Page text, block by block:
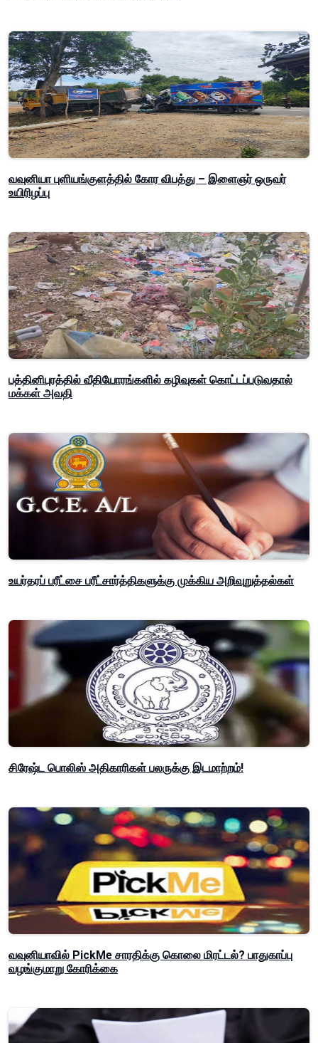
வவுனியா புளியங்குளத்தில் கோர விபத்து – இளைஞர் ஒருவர்
உயிரிழப்பு
பத்தினிபுரத்தில் வீதியோரங்களில் கழிவுகள் கொட்டப்படுவதால்
மக்கள் அவதி
உயர்தரப் பரீட்சை பரீட்சார்த்திகளுக்கு முக்கிய அறிவுறுத்தல்கள்
சிரேஷ்ட பொலிஸ் அதிகாரிகள் பலருக்கு இடமாற்றம்!
வவுனியாவில் PickMe சாரதிக்கு கொலை மிரட்டல்? பாதுகாப்பு
வழங்குமாறு கோரிக்கை